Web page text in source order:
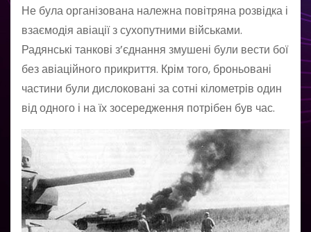
Не була організована належна повітряна розвідка і
взаємодія авіації з сухопутними військами.
Радянські танкові з’єднання змушені були вести бої
без авіаційного прикриття. Крім того, броньовані
частини були дислоковані за сотні кілометрів один
від одного і на їх зосередження потрібен був час.